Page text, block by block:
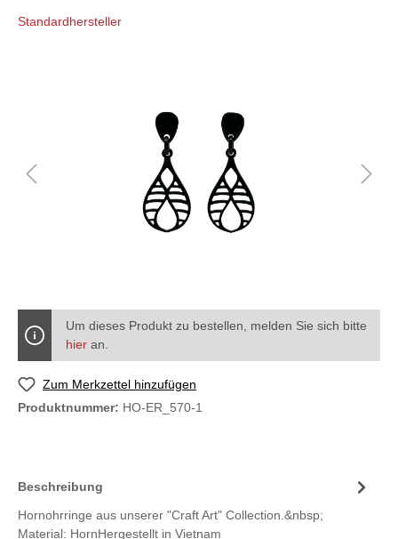
Standardhersteller
Um dieses Produkt zu bestellen, melden Sie sich bitte
hier an.
Zum Merkzettel hinzufügen
Produktnummer: HO-ER_570-1
Beschreibung
Hornohrringe aus unserer "Craft Art" Collection.&nbsp;
Material: HornHergestellt in Vietnam